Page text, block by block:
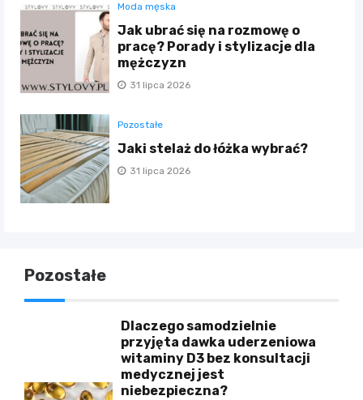
Moda męska
Jak ubrać się na rozmowę o
pracę? Porady i stylizacje dla
mężczyzn
31 lipca 2026
Pozostałe
Jaki stelaż do łóżka wybrać?
31 lipca 2026
Pozostałe
Dlaczego samodzielnie
przyjęta dawka uderzeniowa
witaminy D3 bez konsultacji
medycznej jest
niebezpieczna?